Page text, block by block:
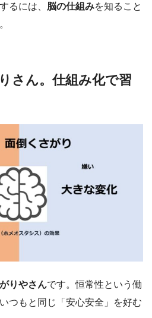
るには、 脳の仕組みを知ること
さん。仕組み化で習
りやさんです。恒常性という働
つもと同じ「安心安全」を好む